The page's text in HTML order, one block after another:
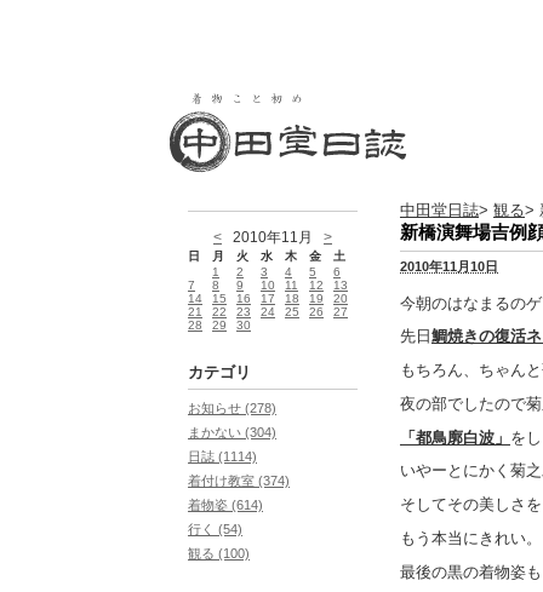
中田堂日誌> 観る>
新橋演舞場吉例
2010年11月10日
今朝のはなまるの
先日 鯛焼きの復活
もちろん、ちゃん
夜の部でしたので
「都鳥廓白波」 を
いやーとにかく菊
そしてその美しさ
もう本当にきれい。
最後の黒の着物姿
< 2010年11月 >
日 月 火 水 木 金
土
1
2 3 4 5
6
7
8 9 10 11 12
13
14
15 16 17 18 19
20
21
22 23 24 25 26
27
28
29 30
カテゴリ
お知らせ (278)
まかない (304)
日誌 (1114)
着付け教室 (374)
着物姿 (614)
行く (54)
観る (100)